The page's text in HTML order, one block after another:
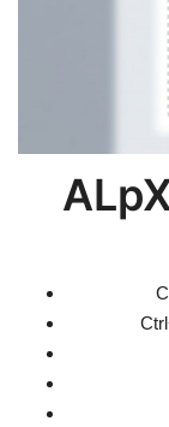
KÜLTÜR &
English